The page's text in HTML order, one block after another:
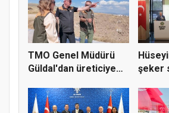
TMO Genel Müdürü
Güldal'dan üreticiye
şeker